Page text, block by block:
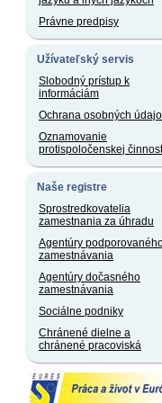
Právne predpisy
Užívateľský servis
Slobodný prístup k
informáciám
Ochrana osobných
Oznamovanie
protispoločenskej
Naše registre
Sprostredkovatelia
zamestnania za úhradu
Agentúry
zamestnávania
Agentúry dočasného
zamestnávania
Sociálne podniky
Chránené dielne a
chránené pracoviská